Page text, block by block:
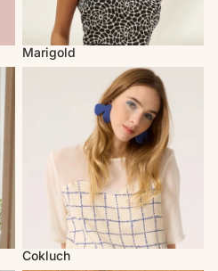
Marigold
Cokluch